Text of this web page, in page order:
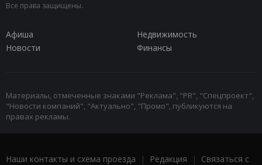
Все права защищены.
Афиша
Недвижимость
Новости
Финансы
Материалы, отмеченные знаками "Реклама", "PR", "Спецпроект",
"Новости компаний", "Актуально", "Промо", публикуются на
правах рекламы.
Наши контакты и схема проезда | Редакция | Связаться с